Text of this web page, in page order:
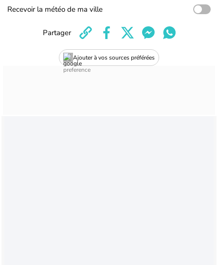
Recevoir la météo de ma ville
Ajouter à vos sources préférées
Partager